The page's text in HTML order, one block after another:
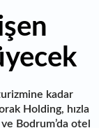
kadar
Holding, hızla
Bodrum’da otel